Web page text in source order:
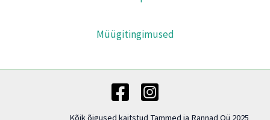
Müügitingimused
Kõik õigused kaitstud Tammed ja Rannad Oü 2025